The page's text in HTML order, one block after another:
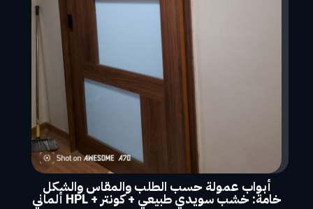
أبواب عمولة حسب الطلب والمقاس والشكل
خامة: خشب سويدي طبيعي + كونتر + HPL ألماني